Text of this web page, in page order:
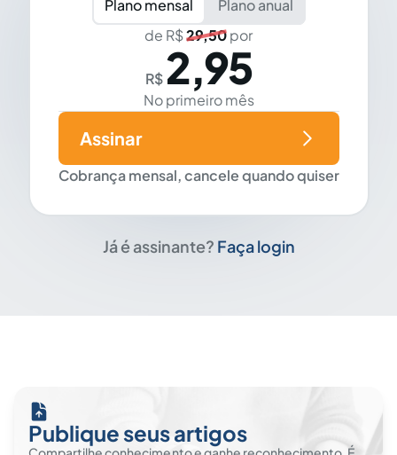
Plano mensal
Plano anual
de R$29,50por
R$ 2,95
No primeiro mês
Cobrança mensal, cancele quando quiser
Assinar
Já é assinante? Faça login
Publique seus artigos